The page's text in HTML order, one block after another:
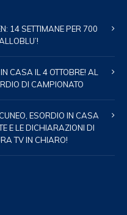
14 SETTIMANE PER 700
CASA IL 4 OTTOBRE! AL
DI CAMPIONATO
ESORDIO IN CASA
E LE DICHIARAZIONI DI
TV IN CHIARO!